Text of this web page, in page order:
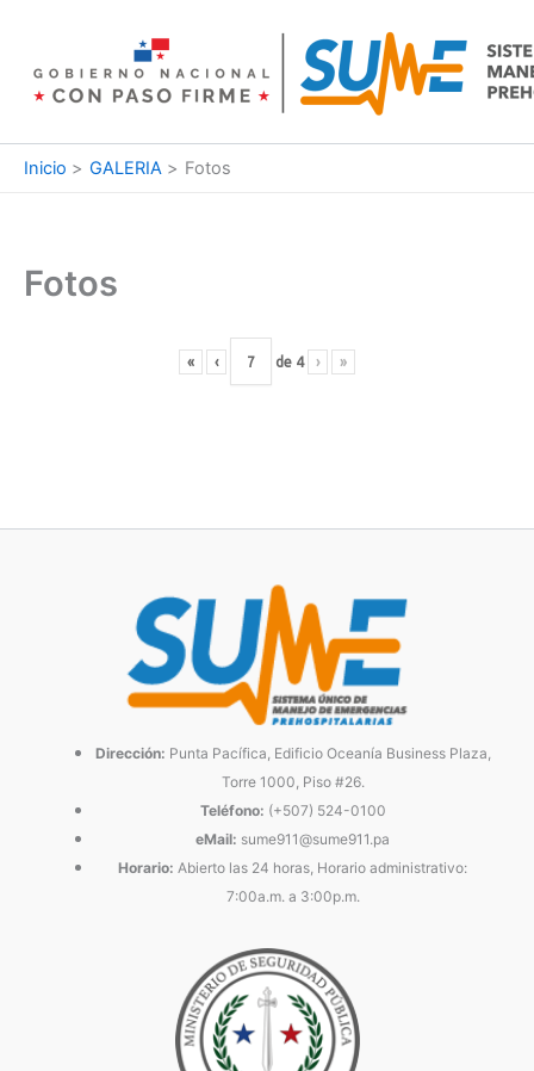
contenido
Inicio GALERIA Fotos
Fotos
« ‹ de 4 › »
Dirección: Punta Pacífica, Edificio Oceanía Business Plaza,
Torre 1000, Piso #26.
Teléfono: (+507) 524-0100
eMail: sume911@sume911.pa
Horario: Abierto las 24 horas, Horario administrativo:
7:00a.m. a 3:00p.m.